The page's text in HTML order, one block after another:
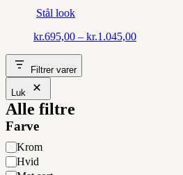
Stål look
kr.695,00 – kr.1.045,00Prisinterval:
Filtrer varer
Luk
Alle filtre
Farve
FarveKrom
Hvid